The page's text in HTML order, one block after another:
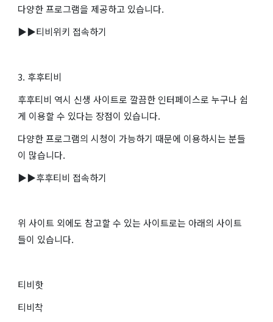
다양한 프로그램을 제공하고 있습니다.
▶▶티비위키 접속하기
3. 후후티비
후후티비 역시 신생 사이트로 깔끔한 인터페이스로 누구나 쉽
게 이용할 수 있다는 장점이 있습니다.
다양한 프로그램의 시청이 가능하기 때문에 이용하시는 분들
이 많습니다.
▶▶후후티비 접속하기
위 사이트 외에도 참고할 수 있는 사이트로는 아래의 사이트
들이 있습니다.
티비핫
티비착